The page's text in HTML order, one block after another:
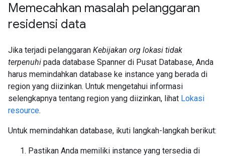
Memecahkan masalah pelanggaran
residensi data
Jika terjadi pelanggaran Kebijakan org lokasi tidak
terpenuhi pada database Spanner di Pusat Database, Anda
harus memindahkan database ke instance yang berada di
region yang diizinkan. Untuk mengetahui informasi
selengkapnya tentang region yang diizinkan, lihat Lokasi
resource.
Untuk memindahkan database, ikuti langkah-langkah berikut:
Pastikan Anda memiliki instance yang tersedia di